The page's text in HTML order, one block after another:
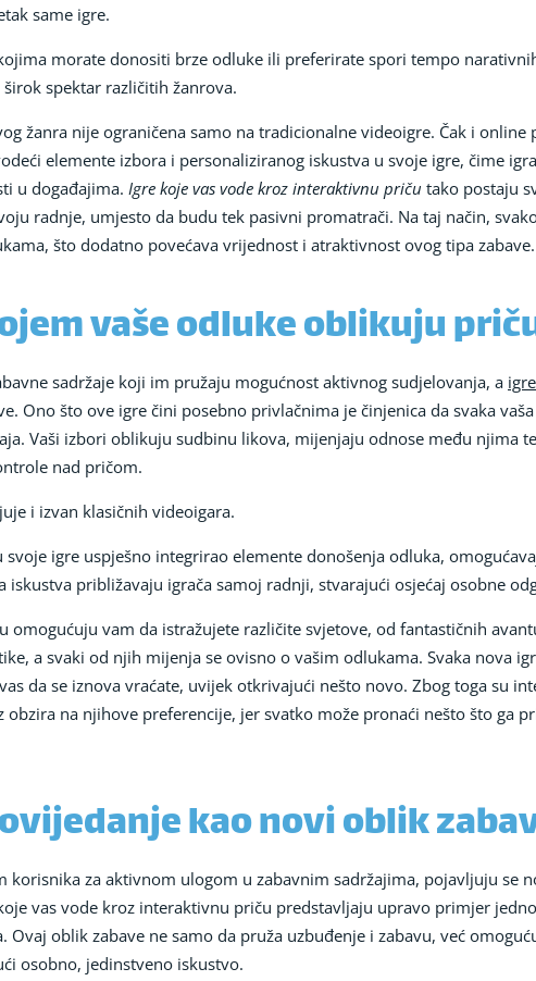
same igre.
morate donositi brze odluke ili preferirate spori tempo
spektar različitih žanrova.
žanra nije ograničena samo na tradicionalne videoigre. Čak i online
elemente izbora i personaliziranog iskustva u svoje igre, čime
u događajima. Igre koje vas vode kroz interaktivnu priču tako postaju
radnje, umjesto da budu tek pasivni promatrači. Na taj način,
što dodatno povećava vrijednost i atraktivnost ovog tipa zabave.
vaše odluke oblikuju
sadržaje koji im pružaju mogućnost aktivnog sudjelovanja, a
Ono što ove igre čini posebno privlačnima je činjenica da svaka
Vaši izbori oblikuju sudbinu likova, mijenjaju odnose među njima
nad pričom.
i izvan klasičnih videoigara.
svoje igre uspješno integrirao elemente donošenja odluka,
iskustva približavaju igrača samoj radnji, stvarajući osjećaj osobne
omogućuju vam da istražujete različite svjetove, od fantastičnih
a svaki od njih mijenja se ovisno o vašim odlukama. Svaka nova
da se iznova vraćate, uvijek otkrivajući nešto novo. Zbog toga su
na njihove preferencije, jer svatko može pronaći nešto što ga
kao novi oblik
korisnika za aktivnom ulogom u zabavnim sadržajima, pojavljuju se
vas vode kroz interaktivnu priču predstavljaju upravo primjer
oblik zabave ne samo da pruža uzbuđenje i zabavu, već
osobno, jedinstveno iskustvo.